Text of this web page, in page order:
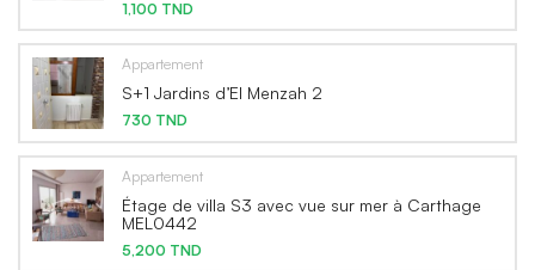
1,100 TND
Appartement
S+1 Jardins d’El Menzah 2
730 TND
Appartement
Étage de villa S3 avec vue sur mer à Carthage
MEL0442
5,200 TND